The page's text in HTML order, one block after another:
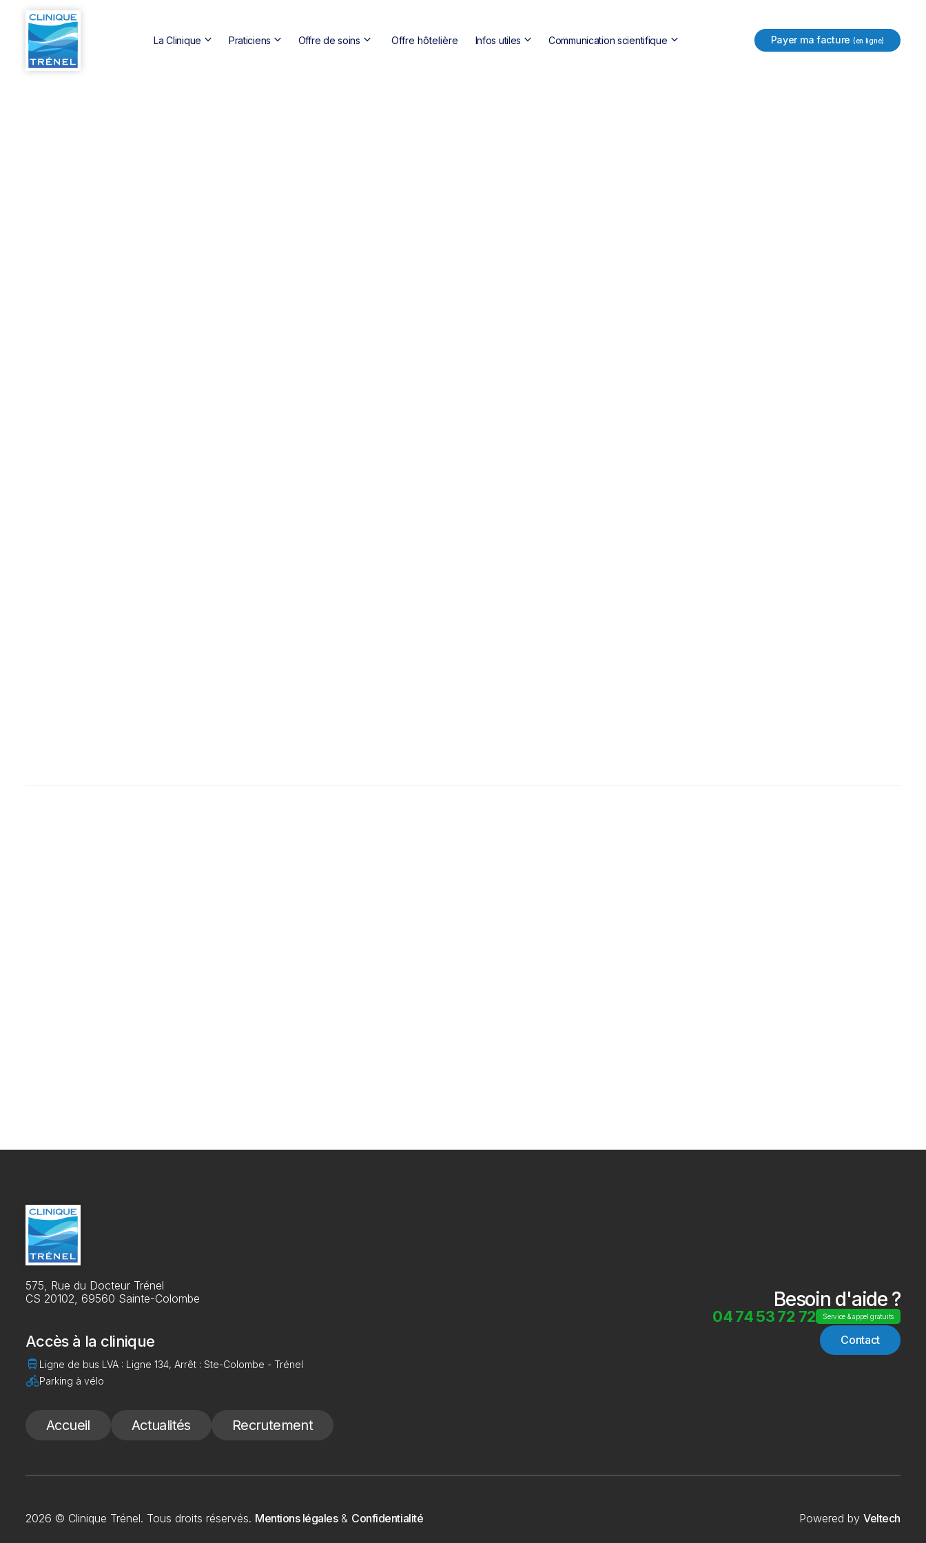
La Clinique keyboard_arrow_down Praticiens keyboard_arrow_down Offre de soins keyboard_arrow_down Offre hôtelière Infos utiles keyboard_arrow_down Communication scientifique keyboard_arrow_down Payer ma facture (en ligne)
575, Rue du Docteur Trénel
CS 20102, 69560 Sainte-Colombe
Accès à la clinique
directions_bus Ligne de bus LVA : Ligne 134, Arrêt : Ste-Colombe - Trénel
directions_bikeParking à vélo
Accueil Actualités Recrutement
Besoin d'aide ?
04 74 53 72 72 Service & appel gratuits
Contact
2026 © Clinique Trénel. Tous droits réservés. Mentions légales& Confidentialité Powered byVeltech